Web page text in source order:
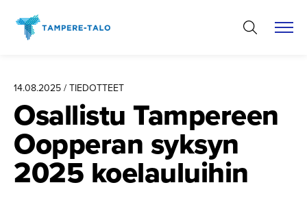
sisältöön
14.08.2025 / TIEDOTTEET
Osallistu Tampereen
Oopperan syksyn
2025 koelauluihin